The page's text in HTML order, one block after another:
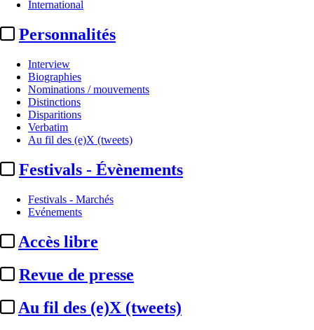
International
Personnalités
Interview
Biographies
Nominations / mouvements
Distinctions
Disparitions
Verbatim
Au fil des (e)X (tweets)
Festivals - Évènements
Festivals - Marchés
Evénements
Accès libre
Revue de presse
Au fil des (e)X (tweets)
Essentiel
Canal+ :en négociations
exclusives pour une entrée au
capital d’UGC
Actualité n° 324532
Cet article est réservé à nos abonnés
98% reste à lire
Pour accéder à cet article, à l'ensemble du site, découvrez nos
formules d'abonnement.